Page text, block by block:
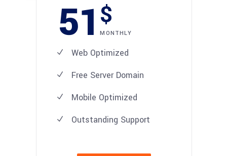
51$
MONTHLY
Web Optimized
Free Server Domain
Mobile Optimized
Outstanding Support